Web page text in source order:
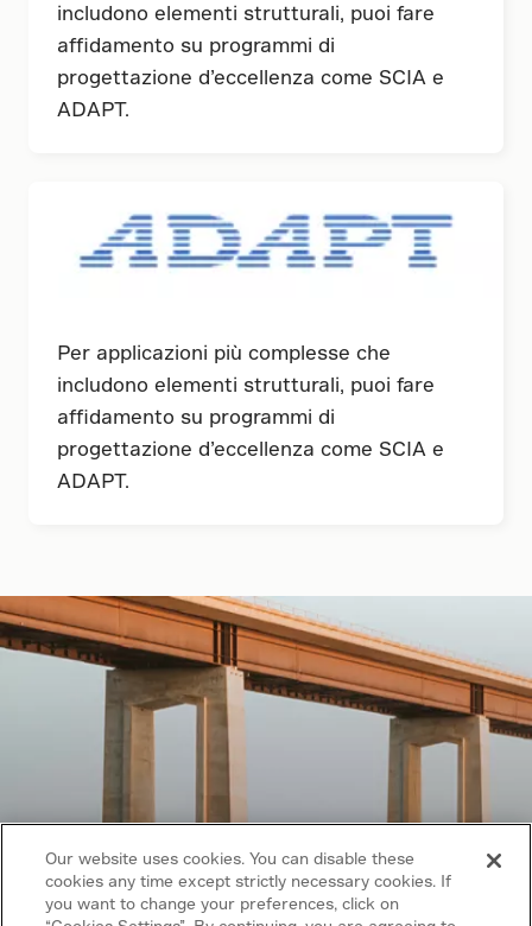
includono elementi strutturali, puoi fare
affidamento su programmi di
progettazione d’eccellenza come SCIA e
ADAPT.
Per applicazioni più complesse che
includono elementi strutturali, puoi fare
affidamento su programmi di
progettazione d’eccellenza come SCIA e
ADAPT.
Our website uses cookies. You can disable these
cookies any time except strictly necessary cookies. If
you want to change your preferences, click on